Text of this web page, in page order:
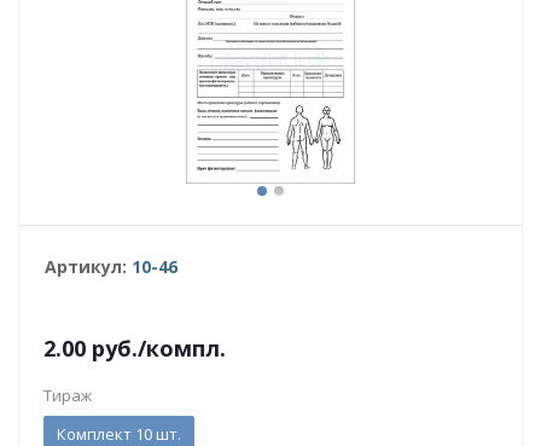
Артикул: 10-46
2.00 руб./компл.
Тираж
Комплект 10 шт.